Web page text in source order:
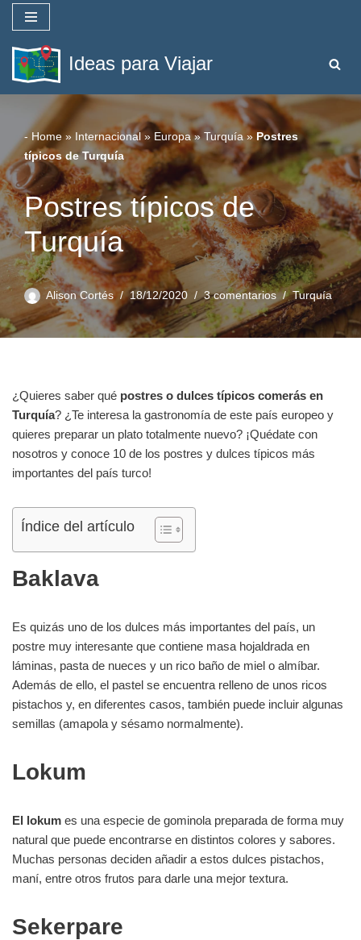
Saltar
al
contenido
Ideas para Viajar
- Home » Internacional » Europa»Turquía» Postres
típicos de Turquía
Postres típicos de
Turquía
Alison Cortés 18/12/2020 3 comentarios Turquía
¿Quieres saber qué postres o dulces típicos comerás en
Turquía? ¿Te interesa la gastronomía de este país europeo y
quieres preparar un plato totalmente nuevo? ¡Quédate con
nosotros y conoce 10 de los postres y dulces típicos más
importantes del país turco!
Índice del artículo
Baklava
Es quizás uno de los dulces más importantes del país, un
postre muy interesante que contiene masa hojaldrada en
láminas, pasta de nueces y un rico baño de miel o almíbar.
Además de ello, el pastel se encuentra relleno de unos ricos
pistachos y, en diferentes casos, también puede incluir algunas
semillas (amapola y sésamo normalmente).
Lokum
El lokum es una especie de gominola preparada de forma muy
natural que puede encontrarse en distintos colores y sabores.
Muchas personas deciden añadir a estos dulces pistachos,
maní, entre otros frutos para darle una mejor textura.
Sekerpare